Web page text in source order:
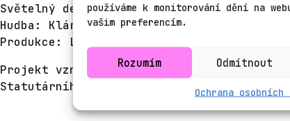
používáme k monitorování dění na
vašim preferencím.
Rozumím Odmítnout
Ochrana osobních
Světelný design: Jakub Julínek
Hudba: Klára Wodehn
Produkce: Lucie Blechová
Projekt vzniká za podpory Ministerstva
Statutárního města Brna a Nadace Život